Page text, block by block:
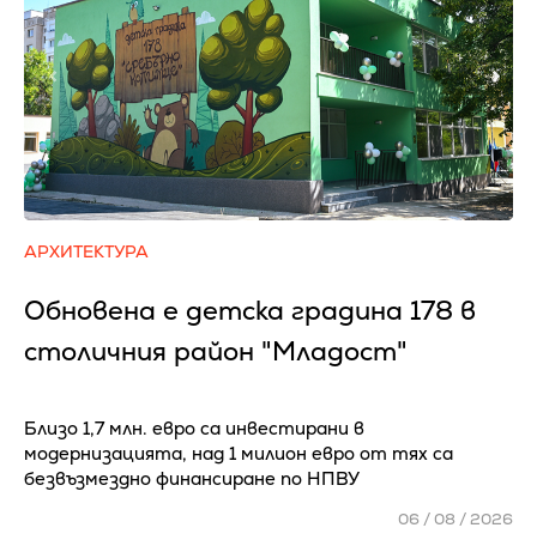
АРХИТЕКТУРА
Обновена е детска градина 178 в
столичния район "Младост"
Близо 1,7 млн. евро са инвестирани в
модернизацията, над 1 милион евро от тях са
безвъзмездно финансиране по НПВУ
06 / 08 / 2026